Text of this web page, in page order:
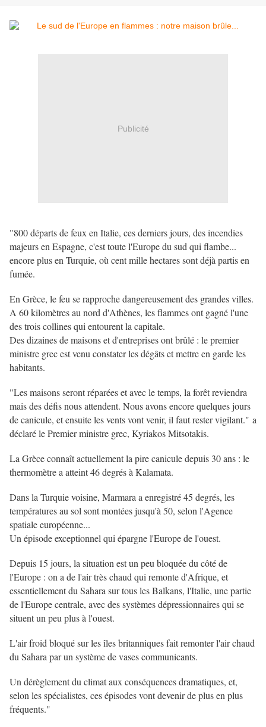
Publicité
"800 départs de feux en Italie, ces derniers jours, des incendies
majeurs en Espagne, c'est toute l'Europe du sud qui flambe...
encore plus en Turquie, où cent mille hectares sont déjà partis en
fumée.
En Grèce, le feu se rapproche dangereusement des grandes villes.
A 60 kilomètres au nord d'Athènes, les flammes ont gagné l'une
des trois collines qui entourent la capitale.
Des dizaines de maisons et d'entreprises ont brûlé : le premier
ministre grec est venu constater les dégâts et mettre en garde les
habitants.
"Les maisons seront réparées et avec le temps, la forêt reviendra
mais des défis nous attendent. Nous avons encore quelques jours
de canicule, et ensuite les vents vont venir, il faut rester vigilant." a
déclaré le Premier ministre grec, Kyriakos Mitsotakis.
La Grèce connaît actuellement la pire canicule depuis 30 ans : le
thermomètre a atteint 46 degrés à Kalamata.
Dans la Turquie voisine, Marmara a enregistré 45 degrés, les
températures au sol sont montées jusqu'à 50, selon l'Agence
spatiale européenne...
Un épisode exceptionnel qui épargne l'Europe de l'ouest.
Depuis 15 jours, la situation est un peu bloquée du côté de
l'Europe : on a de l'air très chaud qui remonte d'Afrique, et
essentiellement du Sahara sur tous les Balkans, l'Italie, une partie
de l'Europe centrale, avec des systèmes dépressionnaires qui se
situent un peu plus à l'ouest.
L'air froid bloqué sur les îles britanniques fait remonter l'air chaud
du Sahara par un système de vases communicants.
Un dérèglement du climat aux conséquences dramatiques, et,
selon les spécialistes, ces épisodes vont devenir de plus en plus
fréquents."